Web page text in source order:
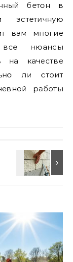
бетон в
эстетичную
вам многие
нюансы
на качестве
ли стоит
работы